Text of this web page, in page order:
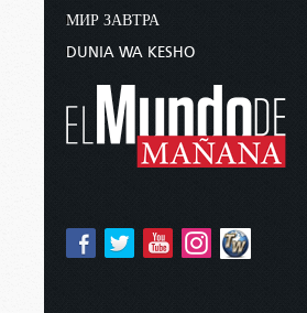
МИР ЗАВТРА
DUNIA WA KESHO